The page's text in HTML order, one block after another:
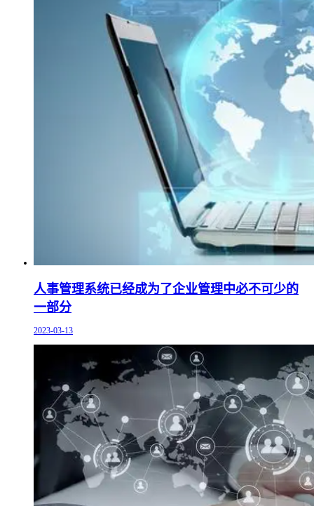
人事管理系统已经成为了企业管理中必不可少的
一部分
2023-03-13